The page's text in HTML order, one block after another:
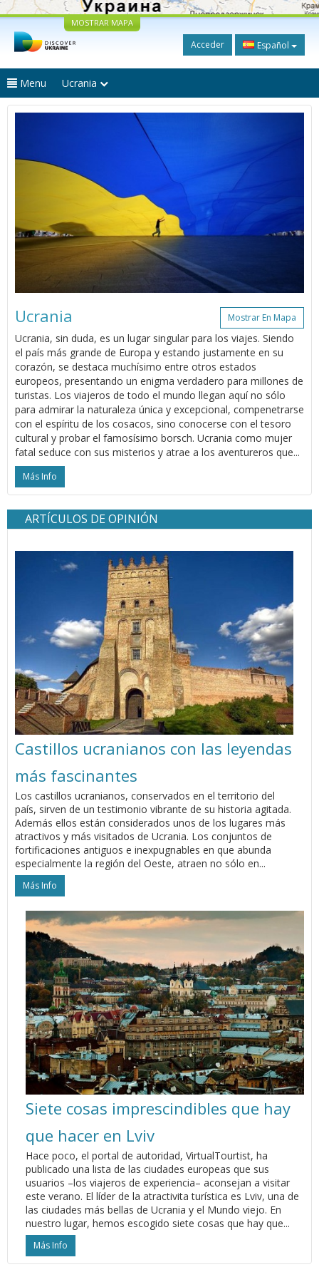
MOSTRAR MAPA
Acceder Español
Menu Ucrania
Ucrania Mostrar En Mapa
Ucrania, sin duda, es un lugar singular para los viajes. Siendo
el país más grande de Europa y estando justamente en su
corazón, se destaca muchísimo entre otros estados
europeos, presentando un enigma verdadero para millones de
turistas. Los viajeros de todo el mundo llegan aquí no sólo
para admirar la naturaleza única y excepcional, compenetrarse
con el espíritu de los cosacos, sino conocerse con el tesoro
cultural y probar el famosísimo borsch. Ucrania como mujer
fatal seduce con sus misterios y atrae a los aventureros que...
Más Info
ARTÍCULOS DE OPINIÓN
Castillos ucranianos con las leyendas
más fascinantes
Los castillos ucranianos, conservados en el territorio del
país, sirven de un testimonio vibrante de su historia agitada.
Además ellos están considerados unos de los lugares más
atractivos y más visitados de Ucrania. Los conjuntos de
fortificaciones antiguos e inexpugnables en que abunda
especialmente la región del Oeste, atraen no sólo en...
Más Info
Siete cosas imprescindibles que hay
que hacer en Lviv
Hace poco, el portal de autoridad, VirtualTourtist, ha
publicado una lista de las ciudades europeas que sus
usuarios –los viajeros de experiencia– aconsejan a visitar
este verano. El líder de la atractivita turística es Lviv, una de
las ciudades más bellas de Ucrania y el Mundo viejo. En
nuestro lugar, hemos escogido siete cosas que hay que...
Más Info